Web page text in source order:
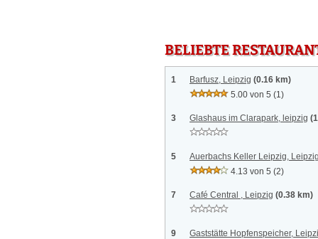
BELIEBTE
1 Barfusz, Leipzig (0.16 km)
5.00 von 5 (1)
3 Glashaus im Clarapark, leipzig
5
Auerbachs Keller Leipzig,
4.13 von 5 (2)
7 Café Central , Leipzig (0.38 km)
9
Gaststätte Hopfenspeicher,